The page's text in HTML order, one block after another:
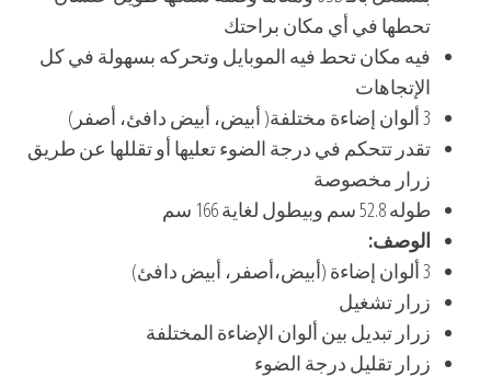
تحطها في أي مكان براحتك
فيه مكان تحط فيه الموبايل وتحركه بسهولة في كل
الإتجاهات
3 ألوان إضاءة مختلفة( أبيض، أبيض دافئ، أصفر)
تقدر تتحكم في درجة الضوء تعليها أو تقللها عن طريق
زرار مخصوصة
طوله 52.8 سم وبيطول لغاية 166 سم
الوصف:
3 ألوان إضاءة (أبيض،أصفر، أبيض دافئ)
زرار تشغيل
زرار تبديل بين ألوان الإضاءة المختلفة
زرار تقليل درجة الضوء